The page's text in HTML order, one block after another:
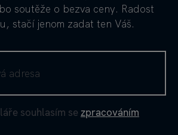
více
inspirace
soutěže o bezva ceny. Radost
stačí jenom zadat ten Váš.
souhlasím se zpracováním